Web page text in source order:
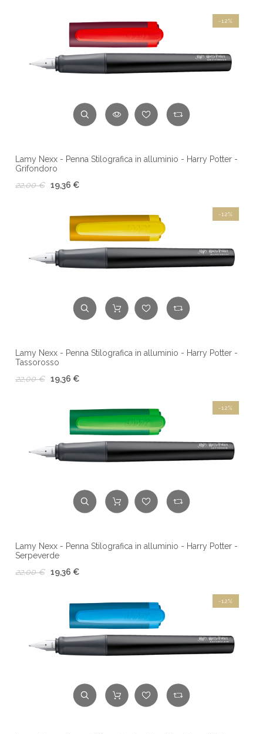
Lamy Nexx - Penna Stilografica in alluminio - Harry Potter -
Grifondoro
22,00 €
19,36 €
-12%
Lamy Nexx - Penna Stilografica in alluminio - Harry Potter -
Tassorosso
22,00 €
19,36 €
-12%
Lamy Nexx - Penna Stilografica in alluminio - Harry Potter -
Serpeverde
22,00 €
19,36 €
-12%
-12%